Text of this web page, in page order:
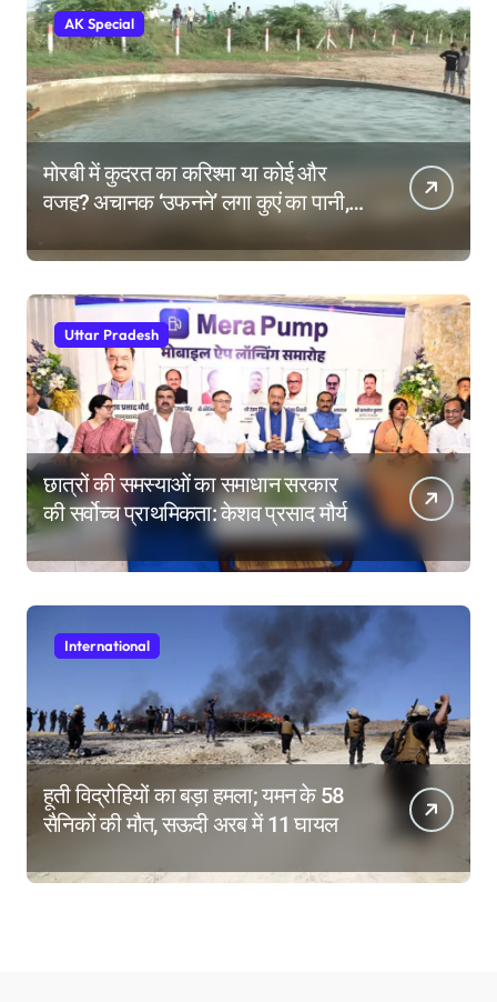
AK Special
मोरबी में कुदरत का करिश्मा या कोई और
वजह? अचानक ‘उफनने’ लगा कुएं का पानी,
Uttar Pradesh
छात्रों की समस्याओं का समाधान सरकार
की सर्वोच्च प्राथमिकता: केशव प्रसाद मौर्य
International
हूती विद्रोहियों का बड़ा हमला; यमन के 58
सैनिकों की मौत, सऊदी अरब में 11 घायल